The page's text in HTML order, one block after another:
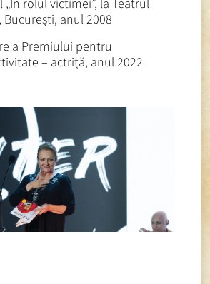
rolul victimei”, la Teatrul
anul 2008
a Premiului pentru
– actriță, anul 2022